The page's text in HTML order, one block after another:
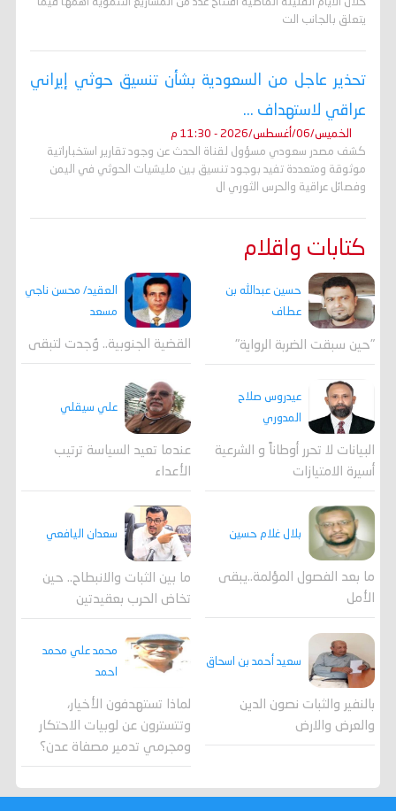
يتعلق بالجانب الت
تحذير عاجل من السعودية بشأن تنسيق حوثي إيراني
عراقي لاستهداف ...
الخميس/06/أغسطس/2026 - 11:30 م
كشف مصدر سعودي مسؤول لقناة الحدث عن وجود تقارير استخباراتية
موثوقة ومتعددة تفيد بوجود تنسيق بين مليشيات الحوثي في اليمن
وفصائل عراقية والحرس الثوري ال
كتابات واقلام
حسين عبدالله بن
عطاف
"حين سبقت الضربة الرواية"
العقيد/ محسن ناجي
مسعد
القضية الجنوبية.. وُجدت لتبقى
عيدروس صلاح
المدوري
البيانات لا تحرر أوطاناً و الشرعية
أسيرة الامتيازات
علي سيقلي
عندما تعيد السياسة ترتيب
الأعداء
بلال غلام حسين
ما بعد الفصول المؤلمة..يبقى
الأمل
سعدان اليافعي
ما بين الثبات والانبطاح.. حين
تخاض الحرب بعقيدتين
سعيد أحمد بن اسحاق
بالنفير والثبات نصون الدين
والعرض والارض
محمد علي محمد
احمد
لماذا تستهدفون الأخيار،
وتتسترون عن لوبيات الاحتكار
ومجرمي تدمير مصفاة عدن؟